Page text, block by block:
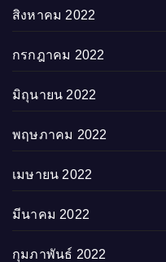
สิงหาคม 2022
กรกฎาคม 2022
มิถุนายน 2022
พฤษภาคม 2022
เมษายน 2022
มีนาคม 2022
กุมภาพันธ์ 2022